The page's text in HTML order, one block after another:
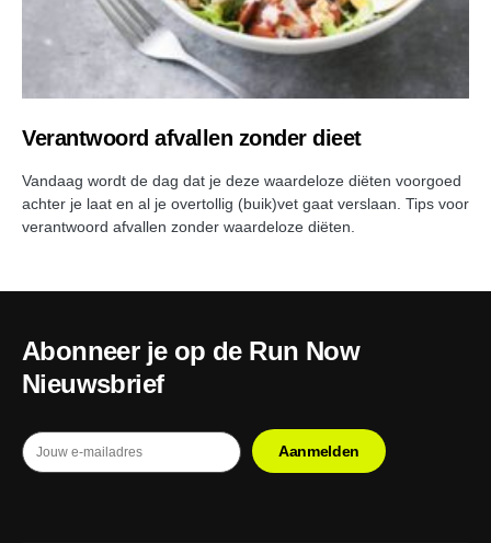
Verantwoord afvallen zonder dieet
Vandaag wordt de dag dat je deze waardeloze diëten voorgoed
achter je laat en al je overtollig (buik)vet gaat verslaan. Tips voor
verantwoord afvallen zonder waardeloze diëten.
Abonneer je op de Run Now
Nieuwsbrief